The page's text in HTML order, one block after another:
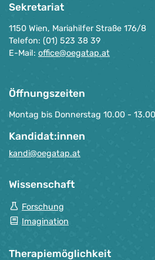
Sekretariat
1150 Wien, Mariahilfer Straße 176/8
Telefon: (01) 523 38 39
E-Mail: office@oegatap.at
Öffnungszeiten
Montag bis Donnerstag 10.00 -
Kandidat:innen
kandi@oegatap.at
Wissenschaft
Forschung
Imagination
Therapie­möglichkeit